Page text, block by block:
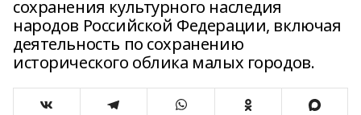
сохранения культурного наследия
народов Российской Федерации, включая
деятельность по сохранению
исторического облика малых городов.